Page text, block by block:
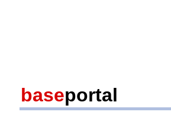
baseportal